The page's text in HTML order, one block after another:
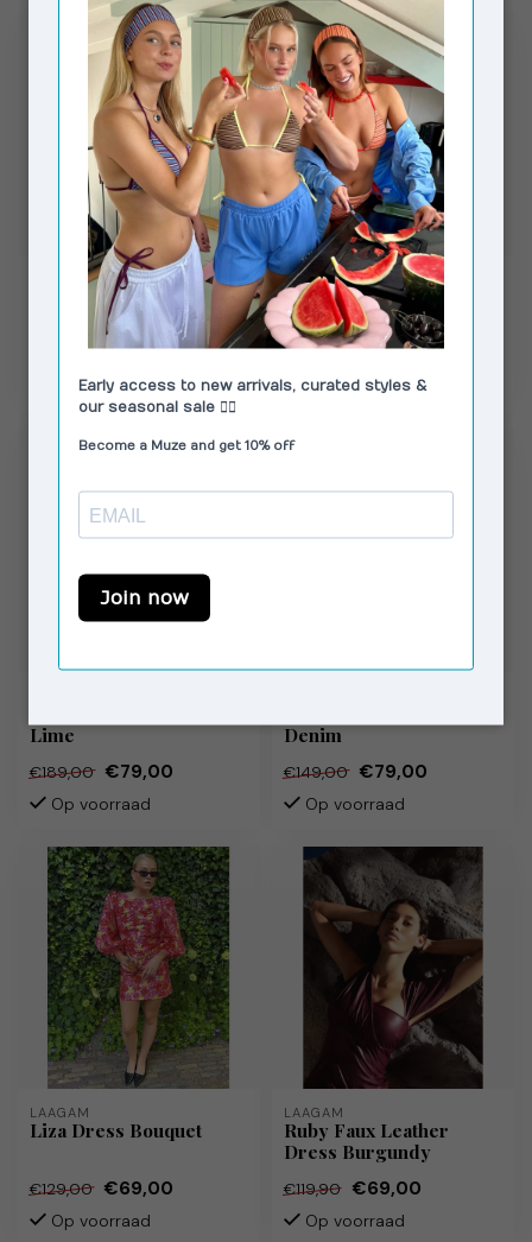
RÉSUMÉ
GwenRS Dress Crown
€110,00
Op voorraad
NEVER FULLY DRESSED
Shell Ioana Mini Dress
Red
€149,00 €89,00
Op voorraad
Lime
€189,00 €79,00
Op voorraad
Denim
€149,00 €79,00
Op voorraad
LAAGAM
Liza Dress Bouquet
€129,00 €69,00
Op voorraad
LAAGAM
Ruby Faux Leather
Dress Burgundy
€119,90 €69,00
Op voorraad